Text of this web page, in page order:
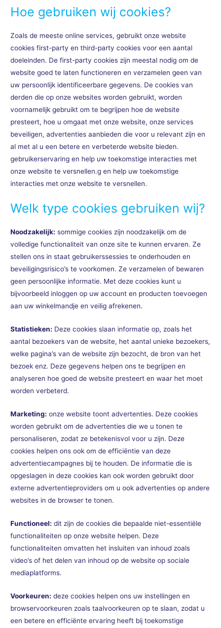
Hoe gebruiken wij cookies?
Zoals de meeste online services, gebruikt onze website
cookies first-party en third-party cookies voor een aantal
doeleinden. De first-party cookies zijn meestal nodig om de
website goed te laten functioneren en verzamelen geen van
uw persoonlijk identificeerbare gegevens. De cookies van
derden die op onze websites worden gebruikt, worden
voornamelijk gebruikt om te begrijpen hoe de website
presteert, hoe u omgaat met onze website, onze services
beveiligen, advertenties aanbieden die voor u relevant zijn en
al met al u een betere en verbeterde website bieden.
gebruikerservaring en help uw toekomstige interacties met
onze website te versnellen.g en help uw toekomstige
interacties met onze website te versnellen.
Welk type cookies gebruiken wij?
Noodzakelijk: sommige cookies zijn noodzakelijk om de
volledige functionaliteit van onze site te kunnen ervaren. Ze
stellen ons in staat gebruikerssessies te onderhouden en
beveiligingsrisico’s te voorkomen. Ze verzamelen of bewaren
geen persoonlijke informatie. Met deze cookies kunt u
bijvoorbeeld inloggen op uw account en producten toevoegen
aan uw winkelmandje en veilig afrekenen.
Statistieken: Deze cookies slaan informatie op, zoals het
aantal bezoekers van de website, het aantal unieke bezoekers,
welke pagina’s van de website zijn bezocht, de bron van het
bezoek enz. Deze gegevens helpen ons te begrijpen en
analyseren hoe goed de website presteert en waar het moet
worden verbeterd.
Marketing: onze website toont advertenties. Deze cookies
worden gebruikt om de advertenties die we u tonen te
personaliseren, zodat ze betekenisvol voor u zijn. Deze
cookies helpen ons ook om de efficiëntie van deze
advertentiecampagnes bij te houden. De informatie die is
opgeslagen in deze cookies kan ook worden gebruikt door
externe advertentieproviders om u ook advertenties op andere
websites in de browser te tonen.
Functioneel: dit zijn de cookies die bepaalde niet-essentiële
functionaliteiten op onze website helpen. Deze
functionaliteiten omvatten het insluiten van inhoud zoals
video’s of het delen van inhoud op de website op sociale
mediaplatforms.
Voorkeuren: deze cookies helpen ons uw instellingen en
browservoorkeuren zoals taalvoorkeuren op te slaan, zodat u
een betere en efficiënte ervaring heeft bij toekomstige